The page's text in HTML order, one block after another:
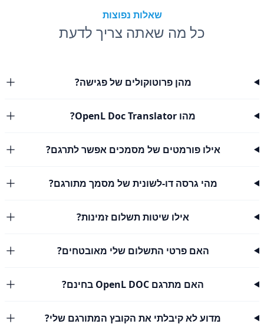
שאלות נפוצות
כל מה שאתה צריך לדעת
מהן פרוטוקולים של פגישה?
מהו OpenL Doc Translator?
אילו פורמטים של מסמכים אפשר לתרגם?
מהי גרסה דו-לשונית של מסמך מתורגם?
אילו שיטות תשלום זמינות?
האם פרטי התשלום שלי מאובטחים?
האם מתרגם OpenL DOC בחינם?
מדוע לא קיבלתי את הקובץ המתורגם שלי?